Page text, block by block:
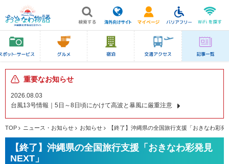
重要なお知らせ
2026.08.03
台風13号情報｜5日～8日頃にかけて高波と暴風に厳重注意
TOP ニュース・お知らせ お知らせ 【終了】沖縄県の全国旅行支援「おきなわ彩発
【終了】沖縄県の全国旅行支援「おきなわ彩発見
NEXT」